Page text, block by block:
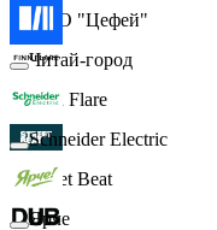
ООО "Цефей"
Finn Flare
Street Beat
Читай-город
Schneider Electric
Ярче